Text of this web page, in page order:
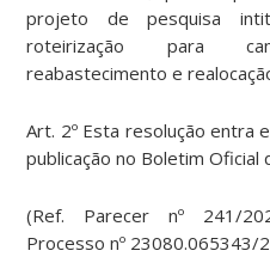
projeto de pesquisa
roteirização para
reabastecimento e
Art. 2º Esta resolução entra
publicação no Boletim Oficial
(Ref. Parecer nº 241/
Processo nº 23080.065343/